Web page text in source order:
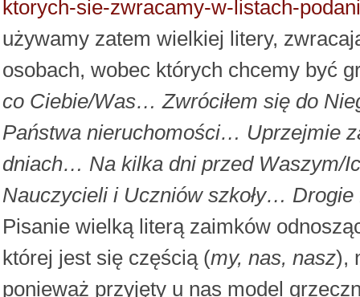
ktorych-sie-zwracamy-w-listach-
używamy zatem wielkiej litery,
osobach, wobec których chcemy być
co Ciebie/Was… Zwróciłem się do
Państwa nieruchomości… Uprzejmie
dniach… Na kilka dni przed Waszym/
Nauczycieli i Uczniów szkoły…
Pisanie wielką literą zaimków
której jest się częścią (my, nas, nasz),
ponieważ przyjęty u nas model